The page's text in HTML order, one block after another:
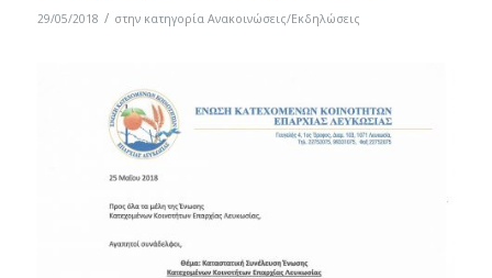
29/05/2018 / στην κατηγορία Ανακοινώσεις/Εκδηλώσεις